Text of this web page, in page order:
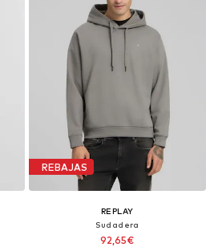
REBAJAS
REPLAY
Sudadera
92,65€